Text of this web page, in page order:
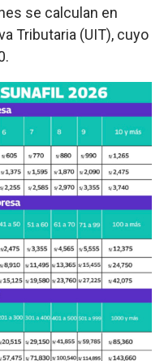
se calculan en
Tributaria (UIT), cuyo